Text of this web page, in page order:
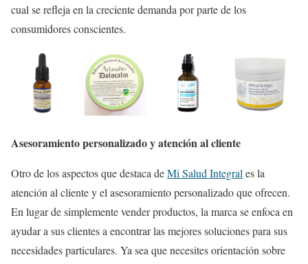
cual se refleja en la creciente demanda por parte de los
consumidores conscientes.
Asesoramiento personalizado y atención al cliente
Otro de los aspectos que destaca deMi Salud Integral es la
atención al cliente y el asesoramiento personalizado que ofrecen.
En lugar de simplemente vender productos, la marca se enfoca en
ayudar a sus clientes a encontrar las mejores soluciones para sus
necesidades particulares. Ya sea que necesites orientación sobre